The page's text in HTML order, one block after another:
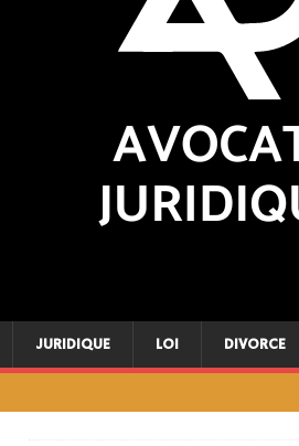
JURIDIQUE LOI DIVORCE